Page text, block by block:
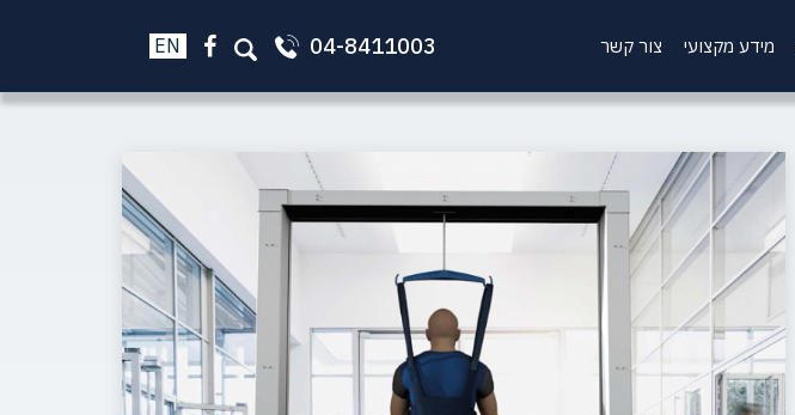
מידע מקצועי צור קשר 04-8411003
EN